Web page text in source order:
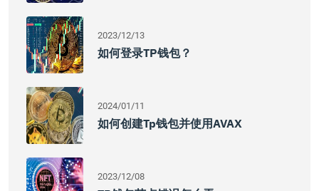
2023/12/13
如何登录TP钱包？
2024/01/11
如何创建tp钱包并使用AVAX
2023/12/08